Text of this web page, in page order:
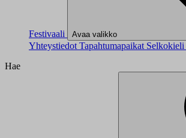
Festivaali Avaa valikko
Yhteystiedot Tapahtumapaikat Selkokieli
Hae